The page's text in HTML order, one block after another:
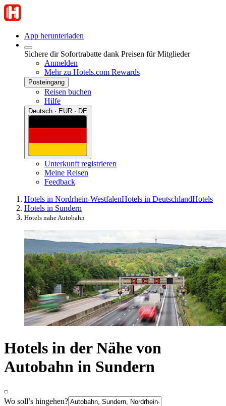
App herunterladen
Sichere dir Sofortrabatte dank Preisen für Mitglieder
Anmelden
Mehr zu Hotels.com Rewards
Posteingang
Reisen buchen
Hilfe
Deutsch · EUR · DE
Unterkunft registrieren
Meine Reisen
Feedback
Hotels in Nordrhein-WestfalenHotels in DeutschlandHotels
Hotels in Sundern
Hotels nahe Autobahn
Hotels in der Nähe von
Autobahn in Sundern
Wo soll’s hingehen?